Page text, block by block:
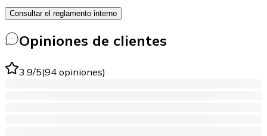
Consultar el reglamento interno
Opiniones de clientes
3.9/5(94 opiniones)